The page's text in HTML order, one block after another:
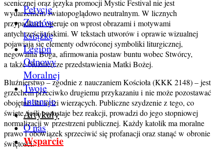
Petycje
Zamów
książkę
Legion
Odnowy
Moralnej
Twoje
Intencje
Artykuły
O nas
Wsparcie
scenicznej oraz języka promocji Mystic Festival nie jest
wydarzeniem światopoglądowo neutralnym. W licznych
przypadkach operuje on wprost obrazami i motywami
antychrześcijańskimi. W tekstach utworów i oprawie wizualnej
pojawiają się elementy odwróconej symboliki liturgicznej,
negowania Boga, afirmowania postaw buntu wobec Stwórcy,
a także bluźniercze przedstawienia Matki Bożej.
Bluźnierstwo – zgodnie z nauczaniem Kościoła (KKK 2148) – jest
grzechem przeciwko drugiemu przykazaniu i nie może pozostawać
obojętne dla ludzi wierzących. Publiczne szydzenie z tego, co
święte, jeśli pozostaje bez reakcji, prowadzi do jego stopniowej
normalizacji w przestrzeni publicznej. Każdy katolik ma moralne
prawo i obowiązek sprzeciwić się profanacji oraz stanąć w obronie
świętości.